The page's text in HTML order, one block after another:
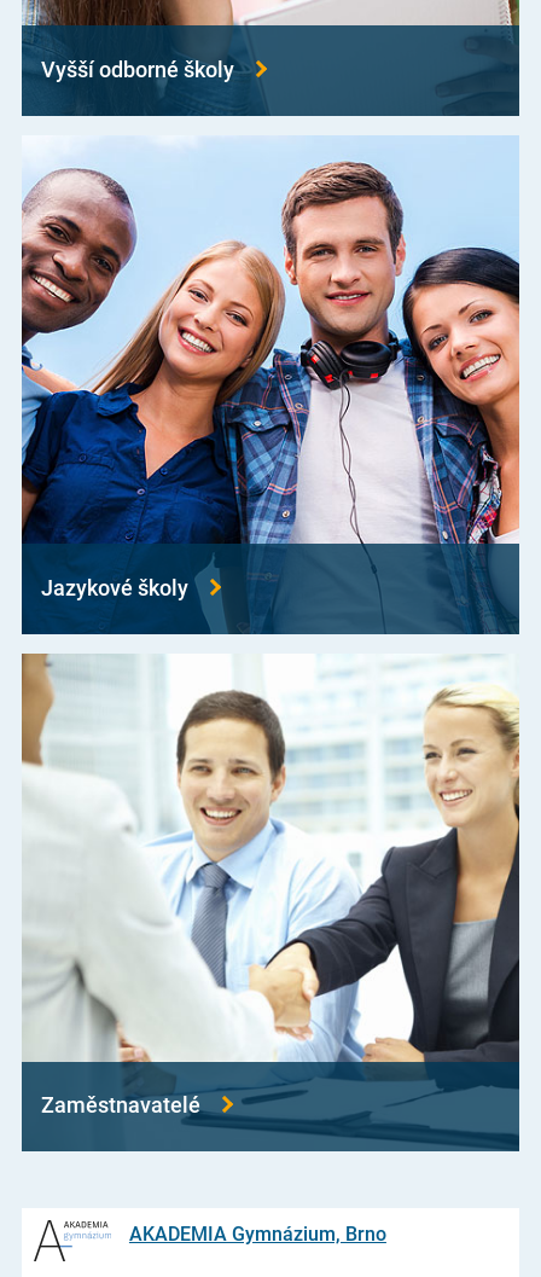
Vyšší odborné školy
Jazykové školy
Zaměstnavatelé
AKADEMIA Gymnázium, Brno